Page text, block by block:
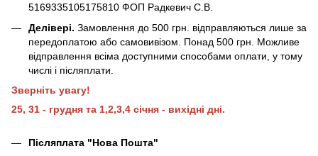
5169335105175810 ФОП Радкевич С.В.
Делівері. Замовлення до 500 грн. відправляються лише за
передоплатою або самовивізом. Понад 500 грн. Можливе
відправлення всіма доступними способами оплати, у тому
числі і післяплати.
Зверніть увагу!
25, 31 - грудня та 1,2,3,4 січня - вихідні дні.
Післяплата "Нова Пошта"